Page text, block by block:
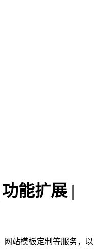
能扩展 |
网站模板定制等服务，以